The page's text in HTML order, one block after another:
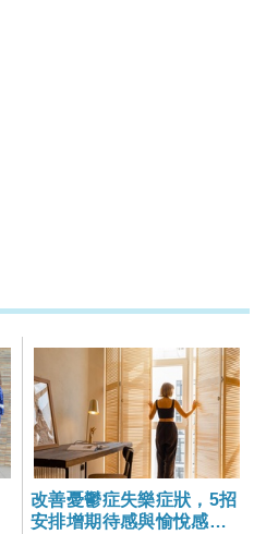
改善憂鬱症失樂症狀，5招
安排增期待感與愉悅感的